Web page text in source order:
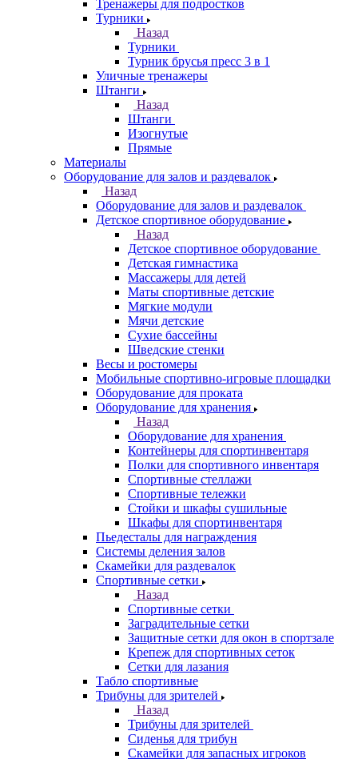
Тренажеры для подростков
Турники
Назад
Турники
Турник брусья пресс 3 в 1
Уличные тренажеры
Штанги
Назад
Штанги
Изогнутые
Прямые
Материалы
Оборудование для залов и раздевалок
Назад
Оборудование для залов и раздевалок
Детское спортивное оборудование
Назад
Детское спортивное оборудование
Детская гимнастика
Массажеры для детей
Маты спортивные детские
Мягкие модули
Мячи детские
Сухие бассейны
Шведские стенки
Весы и ростомеры
Мобильные спортивно-игровые площадки
Оборудование для проката
Оборудование для хранения
Назад
Оборудование для хранения
Контейнеры для спортинвентаря
Полки для спортивного инвентаря
Спортивные стеллажи
Спортивные тележки
Стойки и шкафы сушильные
Шкафы для спортинвентаря
Пьедесталы для награждения
Системы деления залов
Скамейки для раздевалок
Спортивные сетки
Назад
Спортивные сетки
Заградительные сетки
Защитные сетки для окон в спортзале
Крепеж для спортивных сеток
Сетки для лазания
Табло спортивные
Трибуны для зрителей
Назад
Трибуны для зрителей
Сиденья для трибун
Скамейки для запасных игроков